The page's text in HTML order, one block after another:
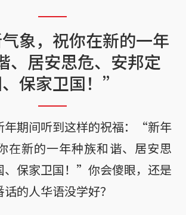
象，祝你在新的一年
、居安思危、安邦定
保家卫国！”
年期间听到这样的祝福：“新年
在新的一年种族和谐、居安思
、保家卫国！”你会傻眼，还是
的人华语没学好？